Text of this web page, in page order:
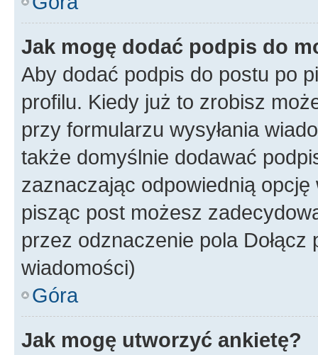
Jak mogę dodać podpis do
Aby dodać podpis do postu po
profilu. Kiedy już to zrobisz
przy formularzu wysyłania
także domyślnie dodawać
zaznaczając odpowiednią
pisząc post możesz
przez odznaczenie pola
wiadomości)
Góra
Jak mogę utworzyć ankietę?